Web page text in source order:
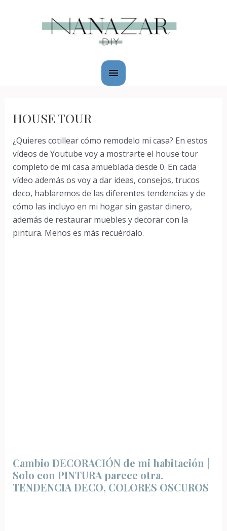
principal
HOUSE TOUR
¿Quieres cotillear cómo remodelo mi casa? En estos
vídeos de Youtube voy a mostrarte el house tour
completo de mi casa amueblada desde 0. En cada
vídeo además os voy a dar ideas, consejos, trucos
deco, hablaremos de las diferentes tendencias y de
cómo las incluyo en mi hogar sin gastar dinero,
además de restaurar muebles y decorar con la
pintura. Menos es más recuérdalo.
Cambio DECORACIÓN de mi habitación |
Solo con PINTURA parece otra.
TENDENCIA DECO, COLORES OSCUROS